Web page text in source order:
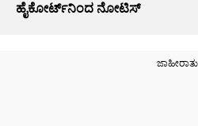
ಹೈಕೋರ್ಟ್​​ನಿಂದ ನೋಟಿಸ್​​